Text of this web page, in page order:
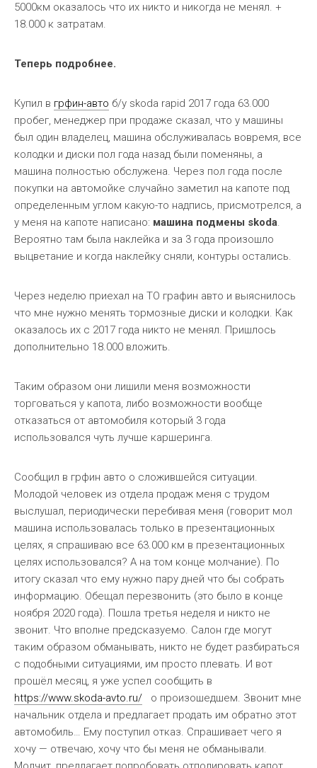
5000км оказалось что их никто и никогда не менял. +
18.000 к затратам.
Теперь подробнее.
Купил в грфин-авто б/у skoda rapid 2017 года 63.000
пробег, менеджер при продаже сказал, что у машины
был один владелец, машина обслуживалась вовремя, все
колодки и диски пол года назад были поменяны, а
машина полностью обслужена. Через пол года после
покупки на автомойке случайно заметил на капоте под
определенным углом какую-то надпись, присмотрелся, а
у меня на капоте написано: машина подмены skoda.
Вероятно там была наклейка и за 3 года произошло
выцветание и когда наклейку сняли, контуры остались.
Через неделю приехал на ТО графин авто и выяснилось
что мне нужно менять тормозные диски и колодки. Как
оказалось их с 2017 года никто не менял. Пришлось
дополнительно 18.000 вложить.
Таким образом они лишили меня возможности
торговаться у капота, либо возможности вообще
отказаться от автомобиля который 3 года
использовался чуть лучше каршеринга.
Сообщил в грфин авто о сложившейся ситуации.
Молодой человек из отдела продаж меня с трудом
выслушал, периодически перебивая меня (говорит мол
машина использовалась только в презентационных
целях, я спрашиваю все 63.000 км в презентационных
целях использовался? А на том конце молчание). По
итогу сказал что ему нужно пару дней что бы собрать
информацию. Обещал перезвонить (это было в конце
ноября 2020 года). Пошла третья неделя и никто не
звонит. Что вполне предсказуемо. Салон где могут
таким образом обманывать, никто не будет разбираться
с подобными ситуациями, им просто плевать. И вот
прошёл месяц, я уже успел сообщить в
https://www.skoda-avto.ru/ о произошедшем. Звонит мне
начальник отдела и предлагает продать им обратно этот
автомобиль… Ему поступил отказ. Спрашивает чего я
хочу — отвечаю, хочу что бы меня не обманывали.